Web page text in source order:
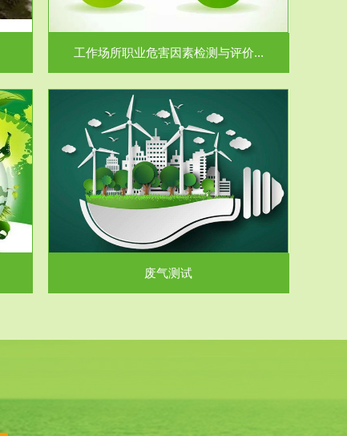
工作场所职业危害因素检测与评价...
无机废
废气测试